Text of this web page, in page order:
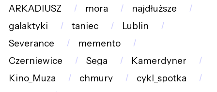
ARKADIUSZ
mora
najdłuższe
galaktyki
taniec
Lublin
Severance
memento
Czerniewice
Sega
Kamerdyner
Kino_Muza
chmury
cykl_spotka